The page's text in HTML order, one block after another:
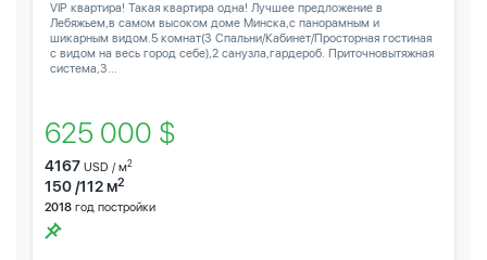
VIP квартира! Такая квартира одна! Лучшее предложение в
Лебяжьем,в самом высоком доме Минска,с панорамным и
шикарным видом.5 комнат(3 Спальни/Кабинет/Просторная гостиная
с видом на весь город себе),2 санузла,гардероб. Приточновытяжная
система,3...
625 000 $
4167 USD / м2
150 /112 м2
2018 год постройки